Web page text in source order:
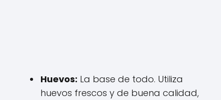
Huevos: La base de todo. Utiliza
huevos frescos y de buena calidad,